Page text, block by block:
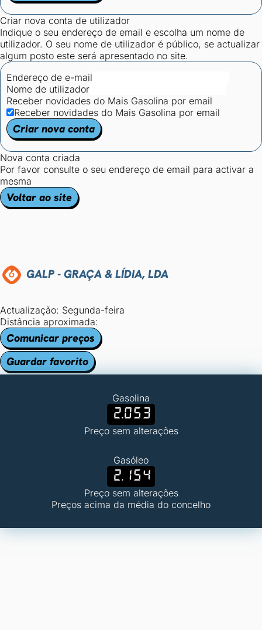
Criar nova conta de utilizador
Indique o seu endereço de email e escolha um nome de
utilizador. O seu nome de utilizador é público, se actualizar
algum posto este será apresentado no site.
Endereço de e-mail
Nome de utilizador
Receber novidades do Mais Gasolina por email
Receber novidades do Mais Gasolina por email
Criar nova conta
Nova conta criada
Por favor consulte o seu endereço de email para activar a
mesma
Voltar ao site
GALP - GRAÇA & LÍDIA, LDA
Actualização: Segunda-feira
Distância aproximada:
Comunicar preços
Guardar favorito
Gasolina
2.053
Preço sem alterações
Gasóleo
2.154
Preço sem alterações
Preços acima da média do concelho